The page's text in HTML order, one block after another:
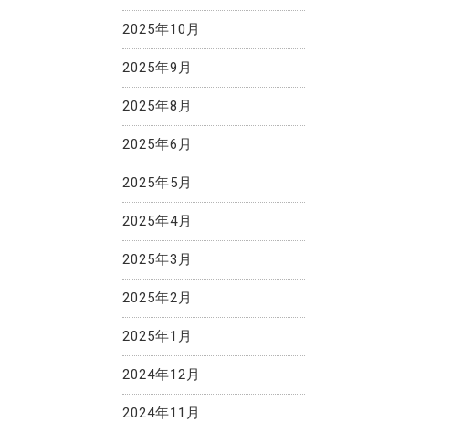
2025年10月
2025年9月
2025年8月
2025年6月
2025年5月
2025年4月
2025年3月
2025年2月
2025年1月
2024年12月
2024年11月